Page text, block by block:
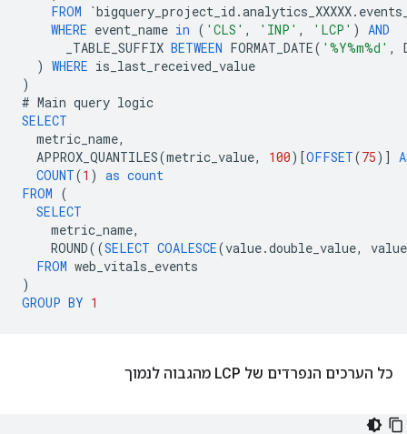
FROM
`bigquery_project_id .analytics_XXXXX.
WHERE event_name in ( 'CLS' , 'INP' , 'LCP' )
AND
_TABLE_SUFFIX BETWEEN FORMAT_DATE( '%Y%m%d' ,
) WHERE is_last_received_value
)
# Main query logic
SELECT
metric_name,
APPROX_QUANTILES(metric_value, 100)[OFFSET(75)]
COUNT(1 ) as count
FROM (
SELECT
metric_name,
ROUND((SELECT COALESCE(value.double_value,
value
FROM web_vitals_events
)
GROUP BY 1
כל הערכים הנפרדים של LCP מהגבוה לנמוך